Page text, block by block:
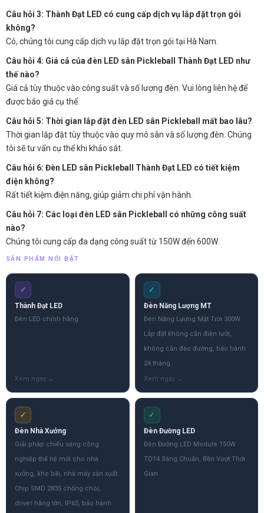
Câu hỏi 3: Thành Đạt LED có cung cấp dịch vụ lắp đặt trọn gói
không?
Có, chúng tôi cung cấp dịch vụ lắp đặt trọn gói tại Hà Nam.
Câu hỏi 4: Giá cả của đèn LED sân Pickleball Thành Đạt LED như
thế nào?
Giá cả tùy thuộc vào công suất và số lượng đèn. Vui lòng liên hệ để
được báo giá cụ thể.
Câu hỏi 5: Thời gian lắp đặt đèn LED sân Pickleball mất bao lâu?
Thời gian lắp đặt tùy thuộc vào quy mô sân và số lượng đèn. Chúng
tôi sẽ tư vấn cụ thể khi khảo sát.
Câu hỏi 6: Đèn LED sân Pickleball Thành Đạt LED có tiết kiệm
điện không?
Rất tiết kiệm điện năng, giúp giảm chi phí vận hành.
Câu hỏi 7: Các loại đèn LED sân Pickleball có những công suất
nào?
Chúng tôi cung cấp đa dạng công suất từ 150W đến 600W.
SẢN PHẨM NỔI BẬT
✓
Thành Đạt LED
Đèn LED chính hãng
✓
Đèn Năng Lượng MT
Đèn Năng Lượng Mặt Trời 300W
Lắp đặt không cần điện lưới,
không cần đào đường, bảo hành
24 tháng.
✓
Đèn Nhà Xưởng
Giải pháp chiếu sáng công
nghiệp thế hệ mới cho nhà
xưởng, kho bãi, nhà máy sản xuất.
Chip SMD 2835 chống chói,
driver hãng lớn, IP65, bảo hành
✓
Đèn Đường LED
Đèn Đường LED Module 150W
TD14 Sáng Chuẩn, Bền Vượt Thời
Gian